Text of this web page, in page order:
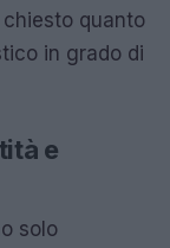
quanto
in grado di
e
solo